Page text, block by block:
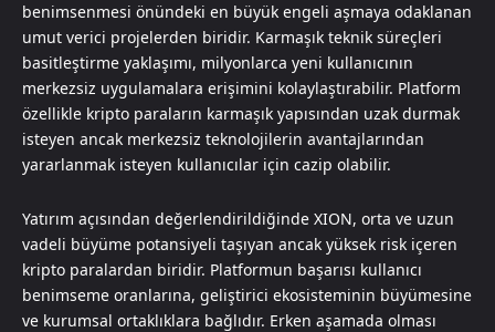
benimsenmesi önündeki en büyük engeli aşmaya odaklanan
umut verici projelerden biridir. Karmaşık teknik süreçleri
basitleştirme yaklaşımı, milyonlarca yeni kullanıcının
merkezsiz uygulamalara erişimini kolaylaştırabilir. Platform
özellikle kripto paraların karmaşık yapısından uzak durmak
isteyen ancak merkezsiz teknolojilerin avantajlarından
yararlanmak isteyen kullanıcılar için cazip olabilir.
Yatırım açısından değerlendirildiğinde XION, orta ve uzun
vadeli büyüme potansiyeli taşıyan ancak yüksek risk içeren
kripto paralardan biridir. Platformun başarısı kullanıcı
benimseme oranlarına, geliştirici ekosisteminin büyümesine
ve kurumsal ortaklıklara bağlıdır. Erken aşamada olması